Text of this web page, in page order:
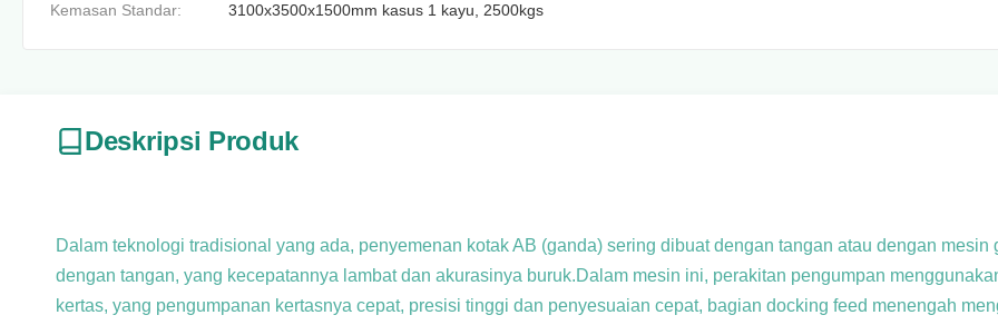
Kemasan Standar: 3100x3500x1500mm kasus 1 kayu, 2500kgs
Deskripsi Produk
Dalam teknologi tradisional yang ada, penyemenan kotak AB (ganda) sering dibuat dengan tangan atau dengan
dengan tangan, yang kecepatannya lambat dan akurasinya buruk.Dalam mesin ini, perakitan pengumpan
kertas, yang pengumpanan kertasnya cepat, presisi tinggi dan penyesuaian cepat, bagian docking feed menengah